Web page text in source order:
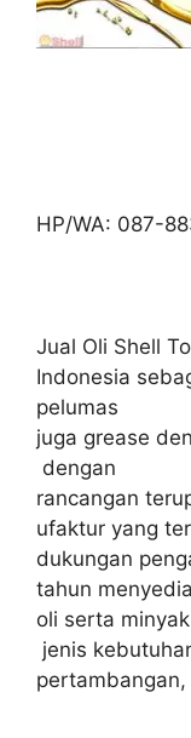
HP/WA: 087-
Jual Oli Shell
Indonesia
pelumas
juga grease
dengan
rancangan
ufaktur yang
dukungan
tahun
oli serta
jenis